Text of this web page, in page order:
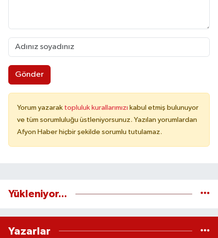
Gönder
Yorum yazarak topluluk kurallarımızı kabul etmiş bulunuyor
ve tüm sorumluluğu üstleniyorsunuz. Yazılan yorumlardan
Afyon Haber hiçbir şekilde sorumlu tutulamaz.
Yükleniyor...
Yazarlar